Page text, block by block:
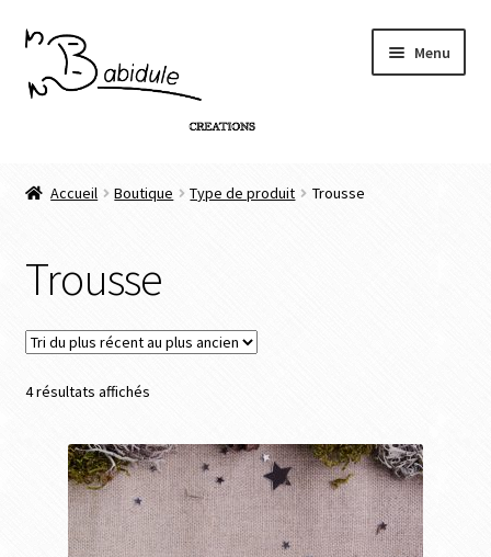
Menu
Personnalisation de produit
Infos
Contact
Connexion
Accueil Boutique Type de produit Trousse
Trousse
4 résultats affichés